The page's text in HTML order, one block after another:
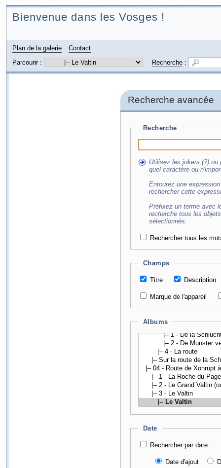
Bienvenue dans les Vosges !
Plan de la galerie
Contact
Parcourir :
Recherche:
Recherche avancée
Recherche
Utilisez les jokers (?) ou
quel caractère ou
Entourez une
rechercher cette
Préfixez un terme avec
recherche tous les
sélectionnés.
Rechercher tous les
Champs
Titre Description
Marque de l'appareil
Albums
Date
Rechercher par date :
Date d'ajout